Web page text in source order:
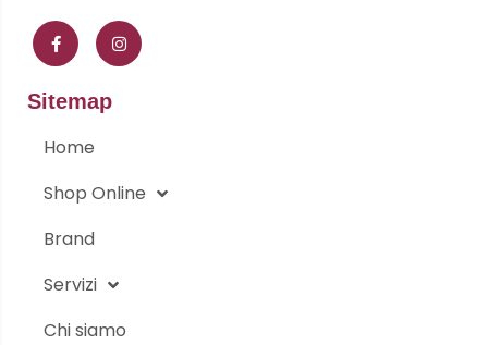
a
c
e
b
o
-
f
n
s
t
a
Sitemap
Home
Shop Online
Brand
Servizi
Chi siamo